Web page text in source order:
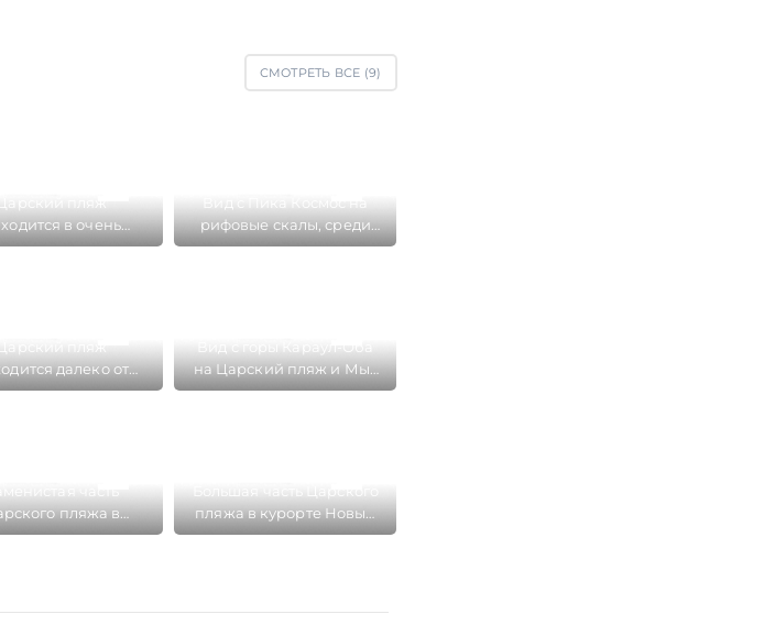
СМОТРЕТЬ ВСЕ (9)
в очень
Голубой
рифовые скалы, среди
которых находится
далеко от
поселков Крыма,
на Царский пляж и Мыс
Капчик в Курорте Новый
пляжа в
Новый Свет
пляжа в курорте Новый
Свет покрыта песком